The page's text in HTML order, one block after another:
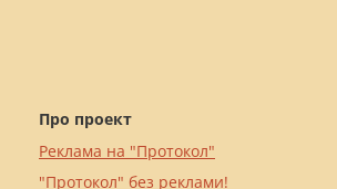
Про проект
Реклама на "Протокол"
"Протокол" без реклами!